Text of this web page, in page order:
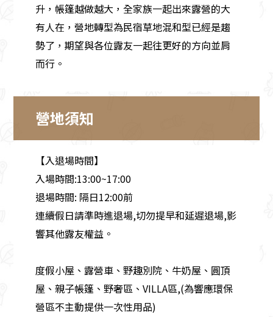
升，帳篷越做越大，全家族一起出來露營的大
有人在，營地轉型為民宿草地混和型已經是趨
勢了，期望與各位露友一起往更好的方向並肩
而行。
營地須知
【入退場時間】
入場時間:13:00~17:00
退場時間: 隔日12:00前
連續假日請準時進退場,切勿提早和延遲退場,影
響其他露友權益。
度假小屋、露營車、野趣別院、牛奶屋、圓頂
屋、親子帳篷、野奢區、VILLA區,(為響應環保
營區不主動提供一次性用品)